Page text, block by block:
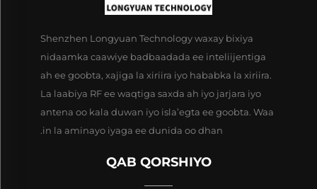
Shenzhen Longyuan Technology waxay bixiya
nidaamka caawiye badbaadada ee inteliijentiga
ah ee goobta, xajiga la xiriira iyo hababka la xiriira.
La laabiya RF ee waqtiga saxda ah iyo jarjara iyo
antena oo kala duwan iyo isla’egta ee goobta. Waa
in la aminayo iyaga ee dunida oo dhan.
QAB QORSHIYO